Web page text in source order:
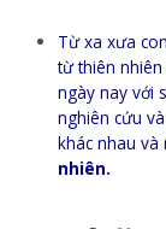
Từ xa xưa
từ thiên nhiên
ngày nay với
nghiên cứu
khác nhau và
nhiên.